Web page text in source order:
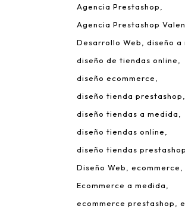
Agencia Prestashop
Agencia Prestashop
Desarrollo Web
diseño a
diseño de tiendas online
diseño ecommerce
diseño tienda prestashop
diseño tiendas a medida
diseño tiendas online
diseño tiendas prestashop
Diseño Web
ecommerce
Ecommerce a medida
ecommerce prestashop